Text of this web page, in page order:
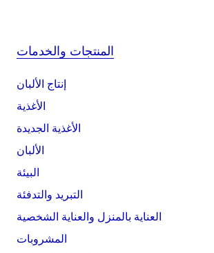
المنتجات والخدمات
إنتاج الألبان
الأغذية
الأغذية الجديدة
الألبان
البيئة
التبريد والتدفئة
العناية بالمنزل والعناية الشخصية
المشروبات